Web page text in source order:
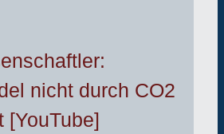
nicht durch CO2
[YouTube]